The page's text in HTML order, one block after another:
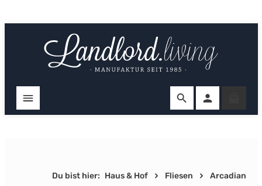
Du bist hier: Haus & Hof Fliesen Arcadian